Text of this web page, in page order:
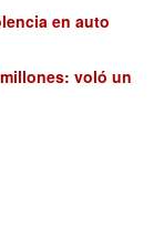
en auto
voló un